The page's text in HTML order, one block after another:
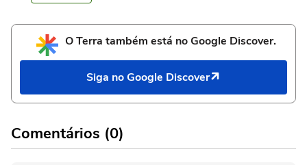
O Terra também está no Google Discover.
Siga no Google Discover
Comentários (0)